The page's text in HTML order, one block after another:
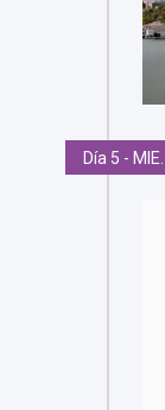
Día 5 - MIE.